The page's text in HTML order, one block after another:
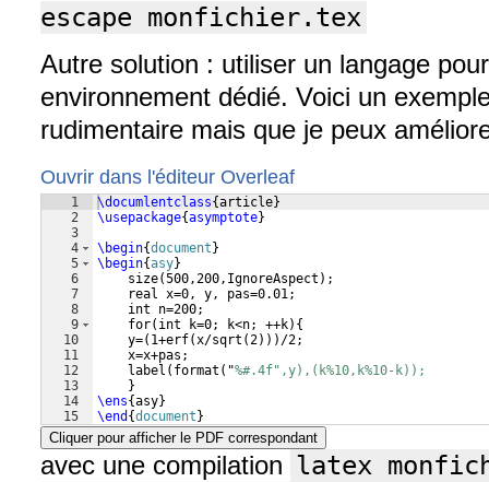
escape monfichier.tex
Autre solution : utiliser un langage
environnement dédié. Voici un
rudimentaire mais que je peux
Ouvrir dans l'éditeur Overleaf
1
2
3
4
5
6
7
8
9
10
11
12
13
14
15
\documlentclass{article}
\usepackage{asymptote}
\begin{document }
\begin{asy}
    size
(500,200,IgnoreAspect ) ;
    real x=0, y, pas=0.01;
    int n=200;
    for
( int k=0; k<n; ++k) {
    y=
( 1+erf(x/sqrt (2))) /2;
    x=x+pas;
    label
( format ( "%#.4f",y),(k%10,k%10-k));
}
\ens{asy}
\end {document }
Cliquer pour afficher le PDF correspondant
avec une compilation latex